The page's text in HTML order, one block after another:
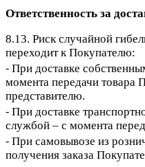
Ответственность за
8.13. Риск случайной
переходит к Покупателю:
⁃ При доставке
момента передачи товара
представителю.
⁃ При доставке
службой – с момента
⁃ При самовывозе из
получения заказа